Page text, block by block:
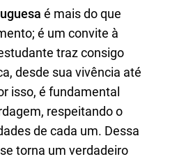
é mais do que
é um convite à
traz consigo
desde sua vivência até
isso, é fundamental
respeitando o
de cada um. Dessa
torna um verdadeiro